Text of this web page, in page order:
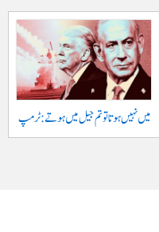
میں نہیں ہوتا تو تم جیل میں ہوتے : ٹرمپ